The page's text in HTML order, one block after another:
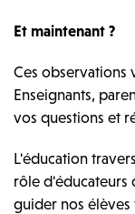
Et maintenant ?
Ces observations
Enseignants,
vos questions et
L'éducation
rôle d'éducateurs
guider nos